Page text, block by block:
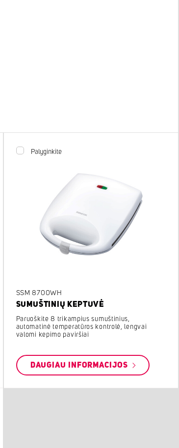
Palyginkite
SSM 8700WH
SUMUŠTINIŲ KEPTUVĖ
Paruoškite 8 trikampius sumuštinius,
automatinė temperatūros kontrolė, lengvai
valomi kepimo paviršiai
DAUGIAU INFORMACIJOS